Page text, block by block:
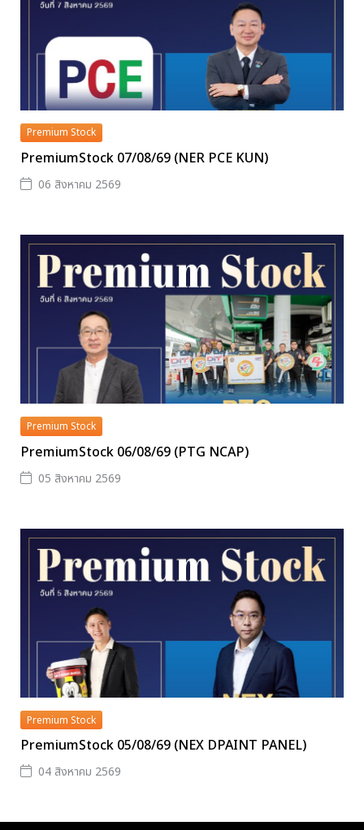
Premium Stock
PremiumStock 07/08/69 (NER PCE KUN)
06 สิงหาคม 2569
Premium Stock
PremiumStock 06/08/69 (PTG NCAP)
05 สิงหาคม 2569
Premium Stock
PremiumStock 05/08/69 (NEX DPAINT PANEL)
04 สิงหาคม 2569